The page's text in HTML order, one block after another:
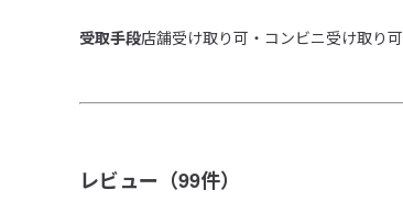
受取手段店舗受け取り可・コンビニ受け取り可
レビュー（99件）